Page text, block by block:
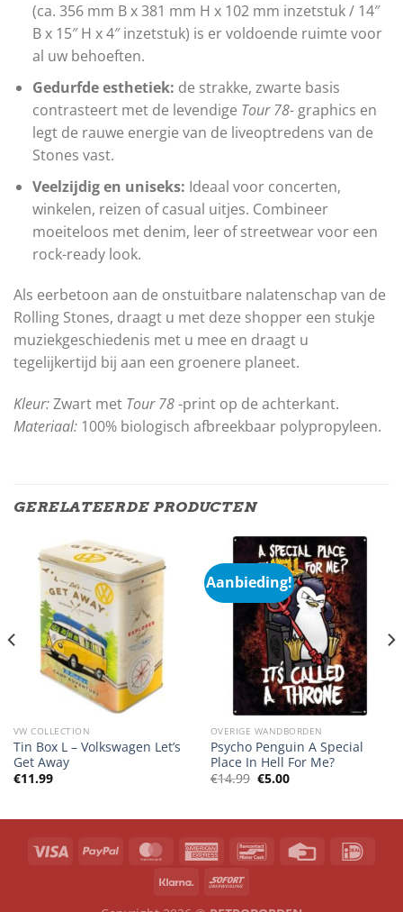
(ca. 356 mm B x 381 mm H x 102 mm inzetstuk / 14″
B x 15″ H x 4″ inzetstuk) is er voldoende ruimte voor
al uw behoeften.
Gedurfde esthetiek: de strakke, zwarte basis
contrasteert met de levendige Tour 78-graphics en
legt de rauwe energie van de liveoptredens van de
Stones vast.
Veelzijdig en uniseks: Ideaal voor concerten,
winkelen, reizen of casual uitjes. Combineer
moeiteloos met denim, leer of streetwear voor een
rock-ready look.
Als eerbetoon aan de onstuitbare nalatenschap van de
Rolling Stones, draagt ​​u met deze shopper een stukje
muziekgeschiedenis met u mee en draagt ​​u
tegelijkertijd bij aan een groenere planeet.
Kleur:Zwart met Tour 78-print op de achterkant.
Materiaal: 100% biologisch afbreekbaar polypropyleen.
GERELATEERDE PRODUCTEN
VW COLLECTION
Tin Box L – Volkswagen Let’s
Get Away
€11.99
Aanbieding!
OVERIGE WANDBORDEN
Psycho Penguin A Special
Place In Hell For Me?
€14.99 Oorspronkelijke
prijs
€5.00Huidige
prijs